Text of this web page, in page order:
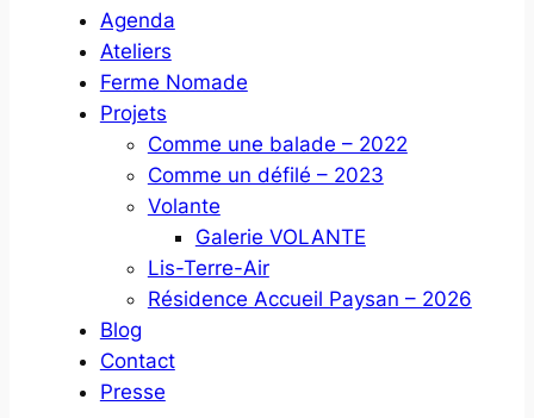
Agenda
Ateliers
Ferme Nomade
Projets
Comme une balade – 2022
Comme un défilé – 2023
Volante
Galerie VOLANTE
Lis-Terre-Air
Résidence Accueil Paysan – 2026
Blog
Contact
Presse